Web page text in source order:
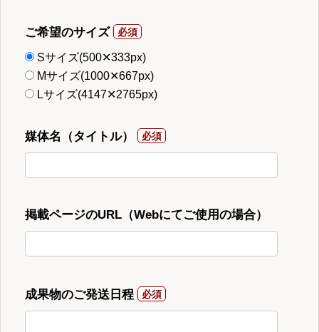
ご希望のサイズ
Sサイズ(500✕333px)
Mサイズ(1000✕667px)
Lサイズ(4147✕2765px)
媒体名（タイトル）
掲載ページのURL（Webにてご使用の場合）
成果物のご発送日程